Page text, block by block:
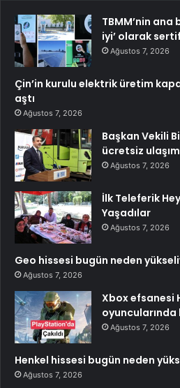
TBMM’nin ana
iyi’ olarak
Ağustos 7, 2026
Çin’in kurulu elektrik üretim
aştı
Ağustos 7, 2026
Başkan Vekili
ücretsiz
Ağustos 7, 2026
İlk Teleferik
Yaşadılar
Ağustos 7, 2026
Geo hissesi bugün neden
Ağustos 7, 2026
Xbox efsanesi
oyuncularında
Ağustos 7, 2026
Henkel hissesi bugün neden
Ağustos 7, 2026